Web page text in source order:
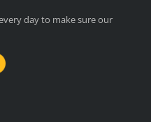
day to make sure our